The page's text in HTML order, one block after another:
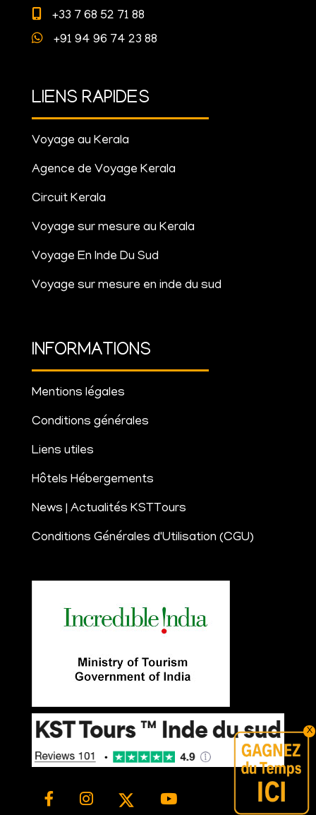
X
+33 7 68 52 71 88
+91 94 96 74 23 88
LIENS RAPIDES
Voyage au Kerala
Agence de Voyage Kerala
Circuit Kerala
Voyage sur mesure au Kerala
Voyage En Inde Du Sud
Voyage sur mesure en inde du sud
INFORMATIONS
Mentions légales
Conditions générales
Liens utiles
Hôtels Hébergements
News | Actualités KSTTours
Conditions Générales d'Utilisation (CGU)